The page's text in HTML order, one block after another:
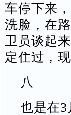
车停下来
洗脸，在
卫员谈起
定住过，
八
也是在3